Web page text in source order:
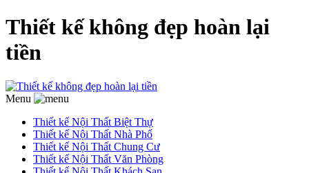
Thiết kế không đẹp hoàn lại
tiền
Menu
Thiết kế Nội Thất Biệt Thự
Thiết kế Nội Thất Nhà Phố
Thiết kế Nội Thất Chung Cư
Thiết kế Nội Thất Văn Phòng